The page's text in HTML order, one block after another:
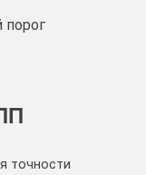
порог
точности